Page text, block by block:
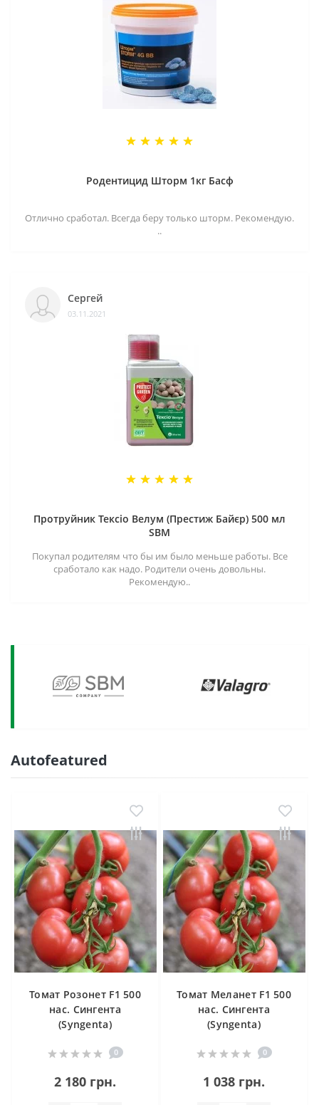
Родентицид Шторм 1кг Басф
Отлично сработал. Всегда беру только шторм. Рекомендую.
..
Сергей
03.11.2021
Протруйник Тексіо Велум (Престиж Байєр) 500 мл
SBM
Покупал родителям что бы им было меньше работы. Все
сработало как надо. Родители очень довольны.
Рекомендую..
Autofeatured
Томат Розонет F1 500
нас. Сингента
(Syngenta)
0
2 180 грн.
Томат Меланет F1 500
нас. Сингента
(Syngenta)
0
1 038 грн.